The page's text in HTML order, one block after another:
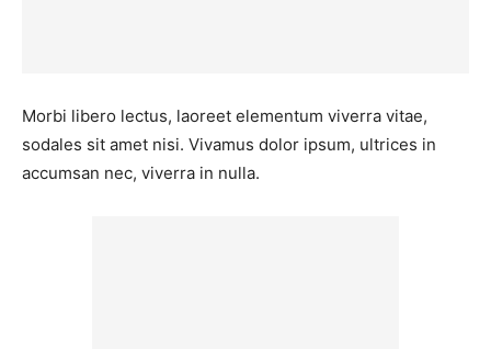
Morbi libero lectus, laoreet elementum viverra vitae,
sodales sit amet nisi. Vivamus dolor ipsum, ultrices in
accumsan nec, viverra in nulla.